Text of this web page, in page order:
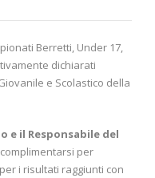
Berretti, Under 17,
dichiarati
e Scolastico della
e il Responsabile del
per
i risultati raggiunti con